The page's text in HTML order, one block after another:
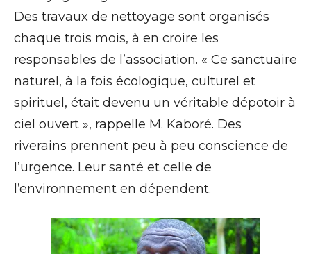
Des travaux de nettoyage sont organisés
chaque trois mois, à en croire les
responsables de l’association. « Ce sanctuaire
naturel, à la fois écologique, culturel et
spirituel, était devenu un véritable dépotoir à
ciel ouvert », rappelle M. Kaboré. Des
riverains prennent peu à peu conscience de
l’urgence. Leur santé et celle de
l’environnement en dépendent.